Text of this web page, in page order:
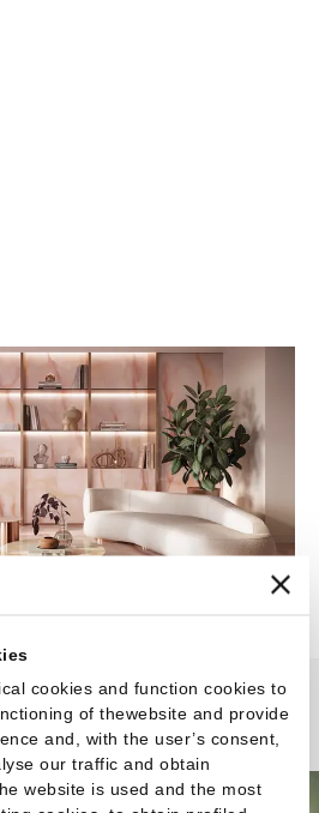
cookies and function cookies to
of thewebsite and provide
and, with the user’s consent,
our traffic and obtain
website is used and the most
Pure Onyx